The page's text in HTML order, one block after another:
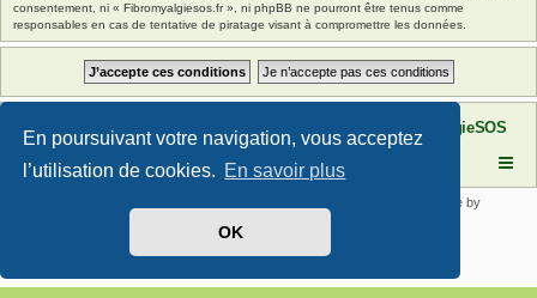
En poursuivant votre navigation, vous acceptez
l’utilisation de cookies. En savoir plus
OK
consentement, ni « Fibromyalgiesos.fr », ni phpBB ne pourront être tenus comme
responsables en cas de tentative de piratage visant à compromettre les données.
Site FibromyalgieSOS Forum de l'association FibromyalgieSOS
® Forum Software © phpBB Limited | SE Square by
Traduit par